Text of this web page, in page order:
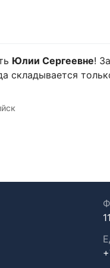
Юлии Сергеевне!
складывается